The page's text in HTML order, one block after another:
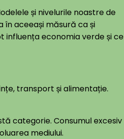
și nivelurile noastre de
în aceeași măsură ca și
influența economia verde și ce
transport și alimentație.
categorie. Consumul excesiv
mediului.